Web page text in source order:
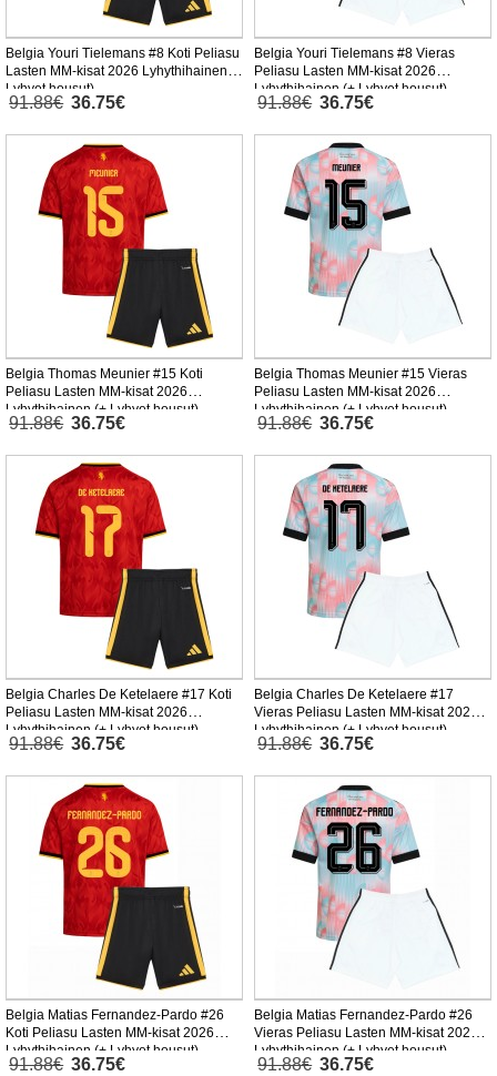
Belgia Youri Tielemans #8 Koti Peliasu
Lasten MM-kisat 2026 Lyhythihainen (+
Lyhyet housut)
91.88€ 36.75€
Belgia Youri Tielemans #8 Vieras
Peliasu Lasten MM-kisat 2026
Lyhythihainen (+ Lyhyet housut)
91.88€ 36.75€
Belgia Thomas Meunier #15 Koti
Peliasu Lasten MM-kisat 2026
Lyhythihainen (+ Lyhyet housut)
91.88€ 36.75€
Belgia Thomas Meunier #15 Vieras
Peliasu Lasten MM-kisat 2026
Lyhythihainen (+ Lyhyet housut)
91.88€ 36.75€
Belgia Charles De Ketelaere #17 Koti
Peliasu Lasten MM-kisat 2026
Lyhythihainen (+ Lyhyet housut)
91.88€ 36.75€
Belgia Charles De Ketelaere #17
Vieras Peliasu Lasten MM-kisat 2026
Lyhythihainen (+ Lyhyet housut)
91.88€ 36.75€
Belgia Matias Fernandez-Pardo #26
Koti Peliasu Lasten MM-kisat 2026
Lyhythihainen (+ Lyhyet housut)
91.88€ 36.75€
Belgia Matias Fernandez-Pardo #26
Vieras Peliasu Lasten MM-kisat 2026
Lyhythihainen (+ Lyhyet housut)
91.88€ 36.75€